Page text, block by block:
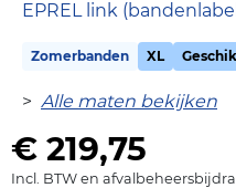
EPREL link
Zomerbanden XL
> Alle maten bekijken
€ 219,75
Incl. BTW en